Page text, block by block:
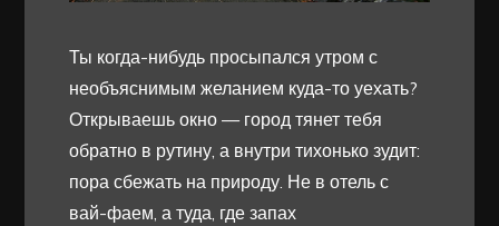
Ты когда-нибудь просыпался утром с
необъяснимым желанием куда-то уехать?
Открываешь окно — город тянет тебя
обратно в рутину, а внутри тихонько зудит:
пора сбежать на природу. Не в отель с
вай-фаем, а туда, где запах